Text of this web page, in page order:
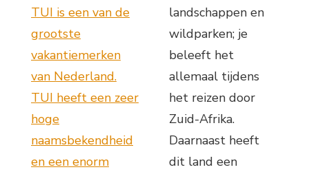
TUI is een van de
grootste
vakantiemerken
van Nederland.
TUI heeft een zeer
hoge
naamsbekendheid
en een enorm
landschappen en
wildparken; je
beleeft het
allemaal tijdens
het reizen door
Zuid-Afrika.
Daarnaast heeft
dit land een